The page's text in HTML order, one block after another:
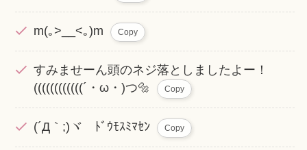
m(｡>__<｡)m Copy
すみませーん頭のネジ落としましたよー！
((((((((((((´・ω・)つ🔩
Copy
(´Д｀;)ヾ ﾄﾞｳﾓｽﾐﾏｾﾝ Copy